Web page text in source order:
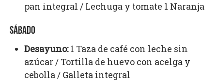
pan integral / Lechuga y tomate 1 Naranja
SÁBADO
Desayuno:1 Taza de café con leche sin
azúcar / Tortilla de huevo con acelga y
cebolla / Galleta integral